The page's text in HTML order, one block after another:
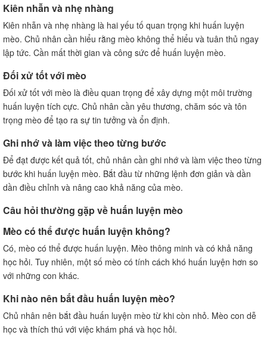
Kiên nhẫn và nhẹ nhàng
Kiên nhẫn và nhẹ nhàng là hai yếu tố quan trọng khi huấn luyện
mèo. Chủ nhân cần hiểu rằng mèo không thể hiểu và tuân thủ ngay
lập tức. Cần mất thời gian và công sức để huấn luyện mèo.
Đối xử tốt với mèo
Đối xử tốt với mèo là điều quan trọng để xây dựng một môi trường
huấn luyện tích cực. Chủ nhân cần yêu thương, chăm sóc và tôn
trọng mèo để tạo ra sự tin tưởng và ổn định.
Ghi nhớ và làm việc theo từng bước
Để đạt được kết quả tốt, chủ nhân cần ghi nhớ và làm việc theo từng
bước khi huấn luyện mèo. Bắt đầu từ những lệnh đơn giản và dần
dần điều chỉnh và nâng cao khả năng của mèo.
Câu hỏi thường gặp về huấn luyện mèo
Mèo có thể được huấn luyện không?
Có, mèo có thể được huấn luyện. Mèo thông minh và có khả năng
học hỏi. Tuy nhiên, một số mèo có tính cách khó huấn luyện hơn so
với những con khác.
Khi nào nên bắt đầu huấn luyện mèo?
Chủ nhân nên bắt đầu huấn luyện mèo từ khi còn nhỏ. Mèo con dễ
học và thích thú với việc khám phá và học hỏi.